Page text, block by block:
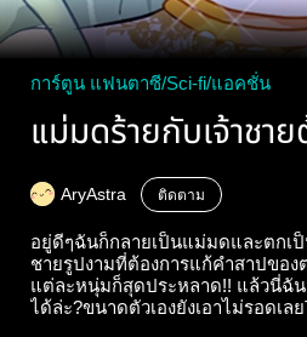
การ์ตูน แฟนตาซี/Sci-fi/แอคชั่น
แม่มดร้ายกับเจ้าชา
AryAstra ติดตาม
อยู่ดีๆฉันก็กลายเป็นแม่มดและตกเป็
ชายรูปงามที่ต้องการแก้คำสาปของ
แต่ละหนุ่มก็สุดประหลาด!! แล้วนี่ฉั
ได้ล่ะ?ขนาดตัวเองยังเอาไม่รอดเลย